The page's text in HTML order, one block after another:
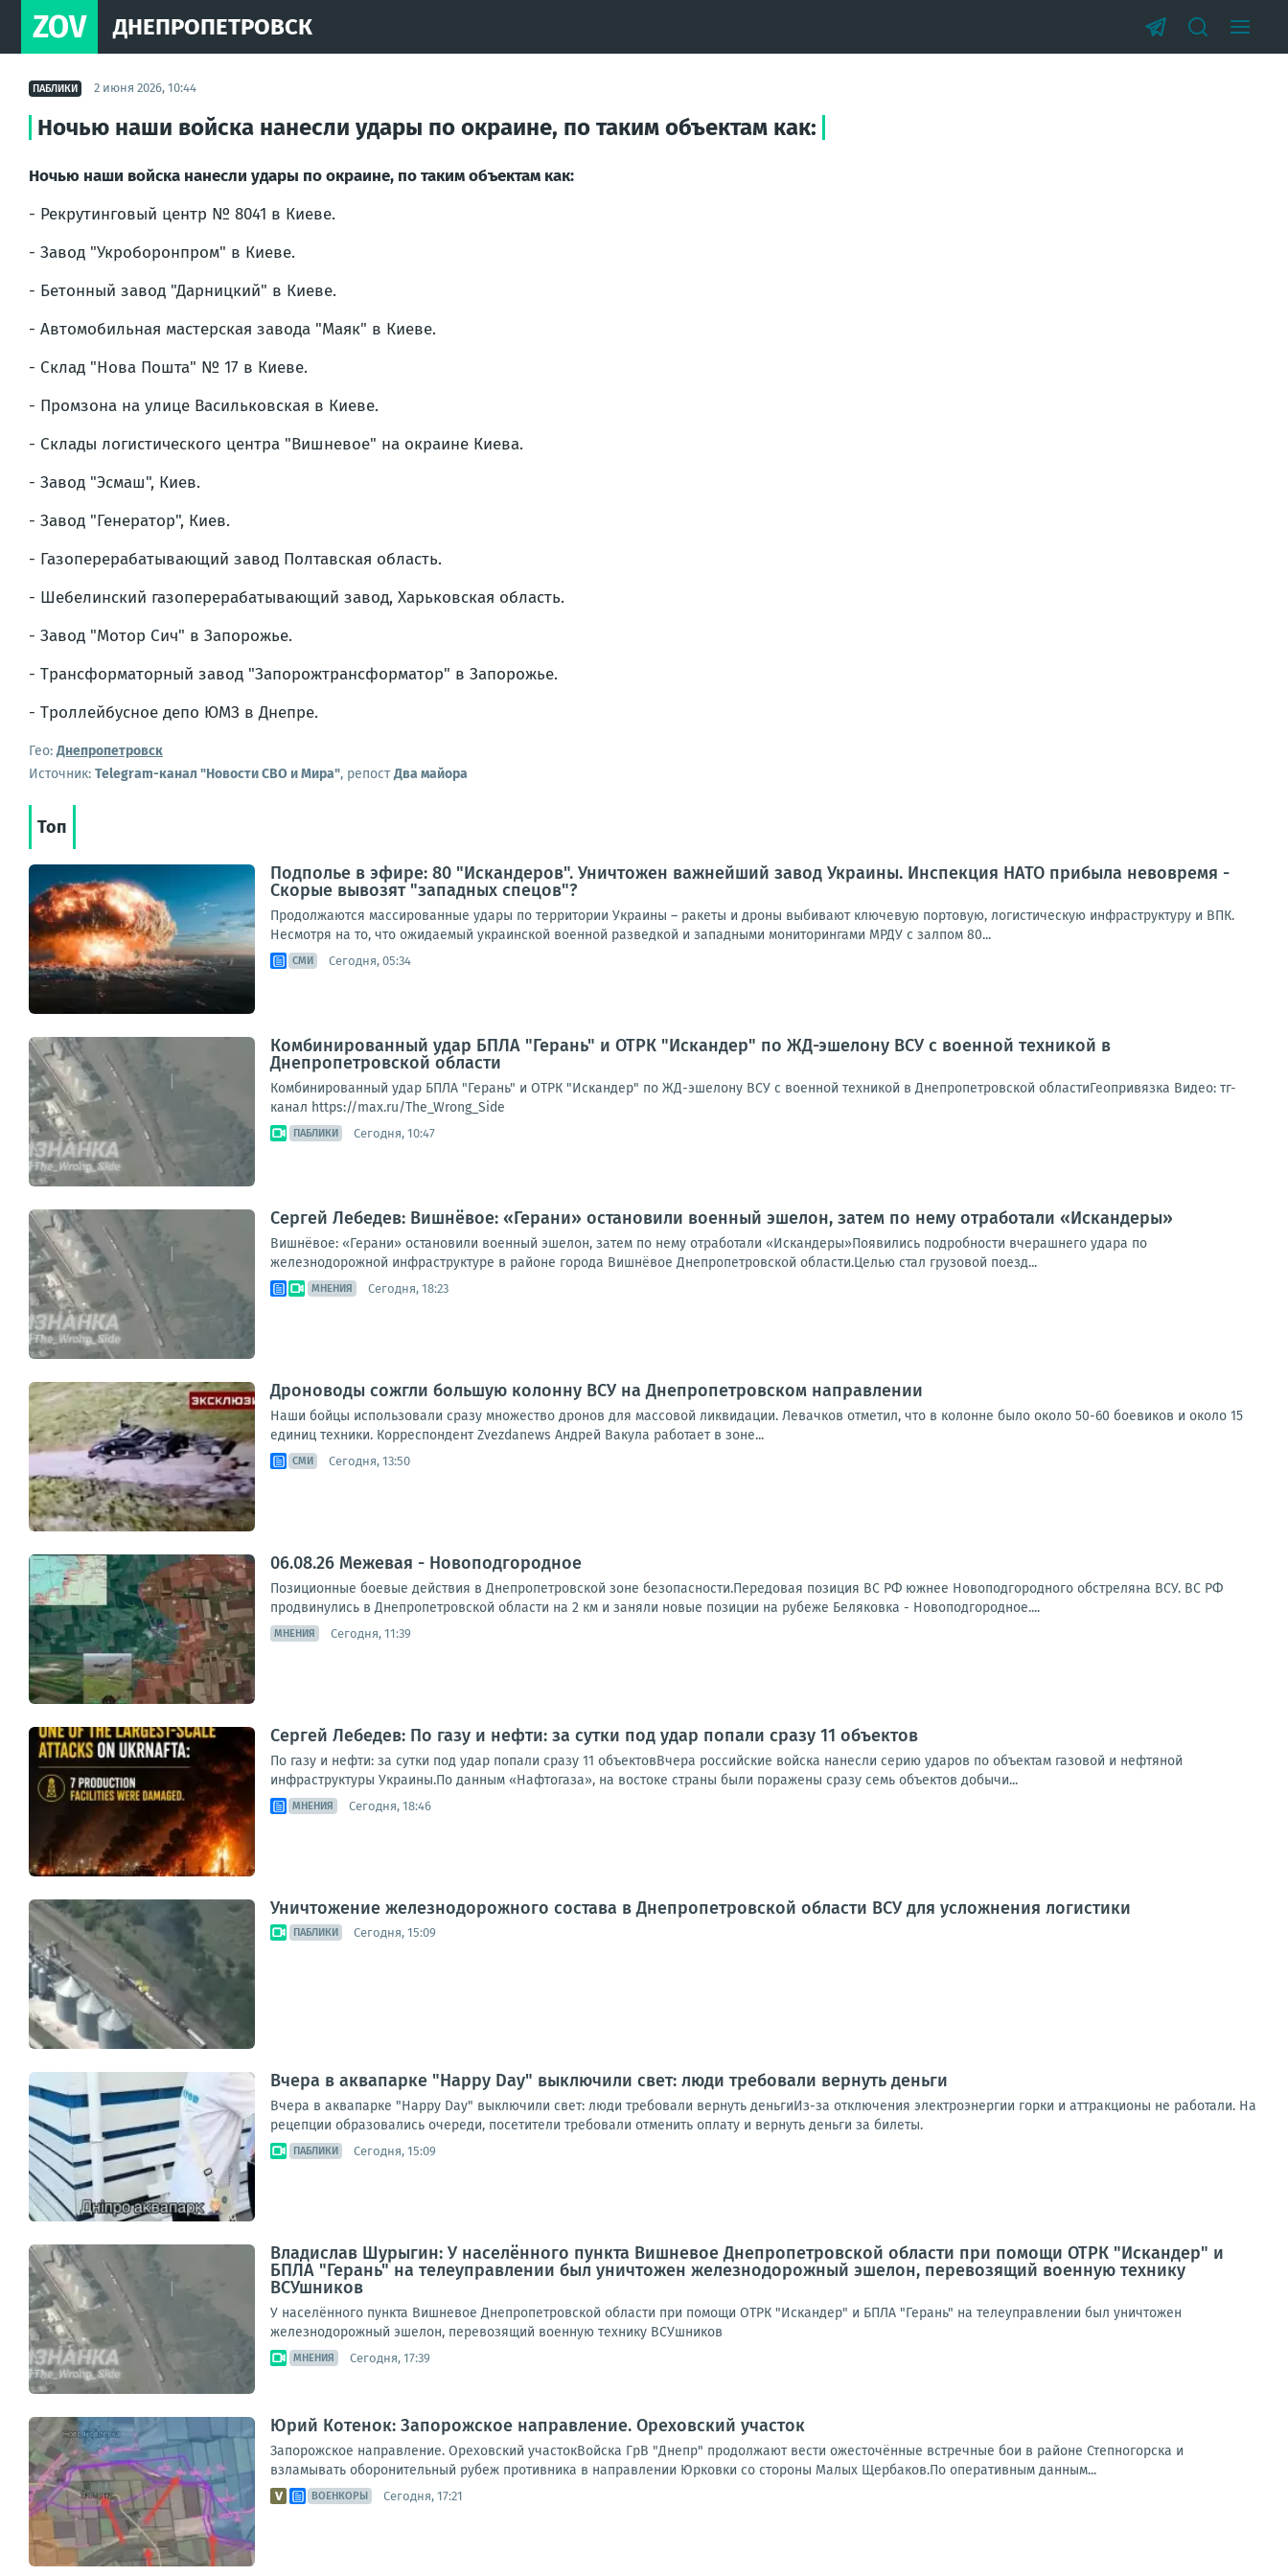
ZOV ДНЕПРОПЕТРОВСК
ПАБЛИКИ 2 июня 2026, 10:44
Ночью наши войска нанесли удары по окраине, по таким объектам как:
Ночью наши войска нанесли удары по окраине, по таким объектам как:
- Рекрутинговый центр № 8041 в Киеве.
- Завод "Укроборонпром" в Киеве.
- Бетонный завод "Дарницкий" в Киеве.
- Автомобильная мастерская завода "Маяк" в Киеве.
- Склад "Нова Пошта" № 17 в Киеве.
- Промзона на улице Васильковская в Киеве.
- Склады логистического центра "Вишневое" на окраине Киева.
- Завод "Эсмаш", Киев.
- Завод "Генератор", Киев.
- Газоперерабатывающий завод Полтавская область.
- Шебелинский газоперерабатывающий завод, Харьковская область.
- Завод "Мотор Сич" в Запорожье.
- Трансформаторный завод "Запорожтрансформатор" в Запорожье.
- Троллейбусное депо ЮМЗ в Днепре.
Гео:Днепропетровск
Источник: Telegram-канал "Новости СВО и Мира", репостДва майора
Топ
Подполье в эфире: 80 "Искандеров". Уничтожен важнейший завод Украины. Инспекция НАТО прибыла невовремя -
Скорые вывозят "западных спецов"?
Продолжаются массированные удары по территории Украины – ракеты и дроны выбивают ключевую портовую, логистическую инфраструктуру и ВПК.
Несмотря на то, что ожидаемый украинской военной разведкой и западными мониторингами МРДУ с залпом 80...
СМИ Сегодня, 05:34
Комбинированный удар БПЛА "Герань" и ОТРК "Искандер" по ЖД-эшелону ВСУ с военной техникой в
Днепропетровской области
Комбинированный удар БПЛА "Герань" и ОТРК "Искандер" по ЖД-эшелону ВСУ с военной техникой в Днепропетровской областиГеопривязка Видео: тг-
канал https://max.ru/The_Wrong_Side
ПАБЛИКИ Сегодня, 10:47
Сергей Лебедев: Вишнёвое: «Герани» остановили военный эшелон, затем по нему отработали «Искандеры»
Вишнёвое: «Герани» остановили военный эшелон, затем по нему отработали «Искандеры»Появились подробности вчерашнего удара по
железнодорожной инфраструктуре в районе города Вишнёвое Днепропетровской области.Целью стал грузовой поезд...
МНЕНИЯ Сегодня, 18:23
Дроноводы сожгли большую колонну ВСУ на Днепропетровском направлении
Наши бойцы использовали сразу множество дронов для массовой ликвидации. Левачков отметил, что в колонне было около 50-60 боевиков и около 15
единиц техники. Корреспондент Zvezdanews Андрей Вакула работает в зоне...
СМИ Сегодня, 13:50
06.08.26 Межевая - Новоподгородное
Позиционные боевые действия в Днепропетровской зоне безопасности.Передовая позиция ВС РФ южнее Новоподгородного обстреляна ВСУ. ВС РФ
продвинулись в Днепропетровской области на 2 км и заняли новые позиции на рубеже Беляковка - Новоподгородное....
МНЕНИЯ Сегодня, 11:39
Сергей Лебедев: По газу и нефти: за сутки под удар попали сразу 11 объектов
По газу и нефти: за сутки под удар попали сразу 11 объектовВчера российские войска нанесли серию ударов по объектам газовой и нефтяной
инфраструктуры Украины.По данным «Нафтогаза», на востоке страны были поражены сразу семь объектов добычи...
МНЕНИЯ Сегодня, 18:46
Уничтожение железнодорожного состава в Днепропетровской области ВСУ для усложнения логистики
ПАБЛИКИ Сегодня, 15:09
Вчера в аквапарке "Happy Day" выключили свет: люди требовали вернуть деньги
Вчера в аквапарке "Happy Day" выключили свет: люди требовали вернуть деньгиИз-за отключения электроэнергии горки и аттракционы не работали. На
рецепции образовались очереди, посетители требовали отменить оплату и вернуть деньги за билеты.
ПАБЛИКИ Сегодня, 15:09
Владислав Шурыгин: У населённого пункта Вишневое Днепропетровской области при помощи ОТРК "Искандер" и
БПЛА "Герань" на телеуправлении был уничтожен железнодорожный эшелон, перевозящий военную технику
ВСУшников
У населённого пункта Вишневое Днепропетровской области при помощи ОТРК "Искандер" и БПЛА "Герань" на телеуправлении был уничтожен
железнодорожный эшелон, перевозящий военную технику ВСУшников
МНЕНИЯ Сегодня, 17:39
Юрий Котенок: Запорожское направление. Ореховский участок
Запорожское направление. Ореховский участокВойска ГрВ "Днепр" продолжают вести ожесточённые встречные бои в районе Степногорска и
взламывать оборонительный рубеж противника в направлении Юрковки со стороны Малых Щербаков.По оперативным данным...
ВОЕНКОРЫ Сегодня, 17:21